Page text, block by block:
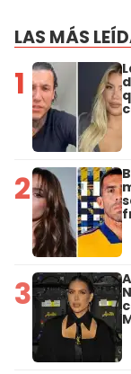
LAS MÁS
1
2
3